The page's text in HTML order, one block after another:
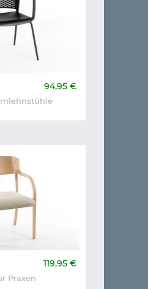
94,95 €
119,95 €
Praxen